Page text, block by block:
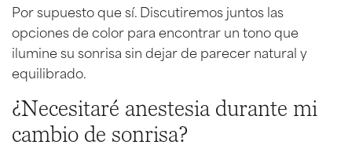
Por supuesto que sí. Discutiremos juntos las
opciones de color para encontrar un tono que
ilumine su sonrisa sin dejar de parecer natural y
equilibrado.
¿Necesitaré anestesia durante mi
cambio de sonrisa?